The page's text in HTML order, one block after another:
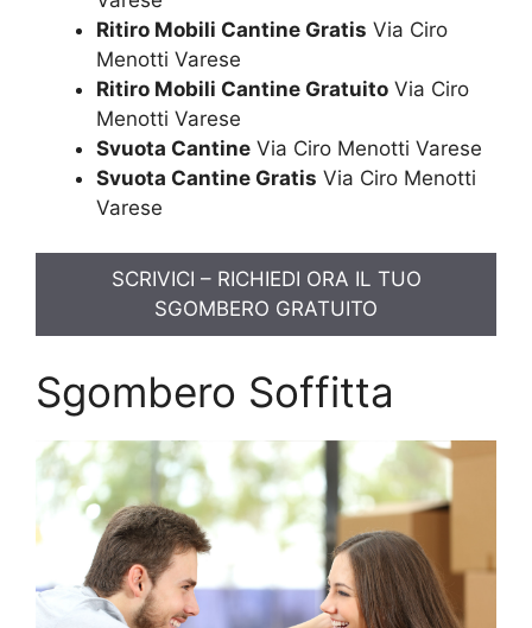
Ritiro Mobili Cantine Gratis Via Ciro
Menotti Varese
Ritiro Mobili Cantine Gratuito Via Ciro
Menotti Varese
Svuota Cantine Via Ciro Menotti Varese
Svuota Cantine Gratis Via Ciro Menotti
Varese
SCRIVICI – RICHIEDI ORA IL TUO
SGOMBERO GRATUITO
Sgombero Soffitta